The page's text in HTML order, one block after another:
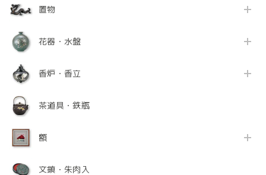
置物
花器・水盤
香炉・香立
茶道具・鉄瓶
額
文鎮・朱肉入